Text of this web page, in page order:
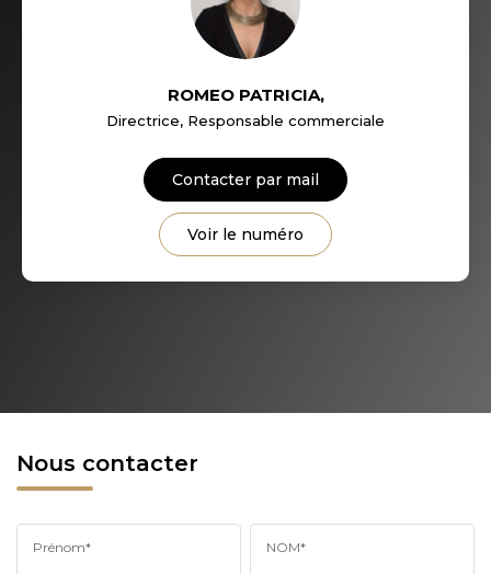
ROMEO PATRICIA,
Directrice, Responsable commerciale
Contacter par mail
Voir le numéro
Nous contacter
Prénom* NOM*